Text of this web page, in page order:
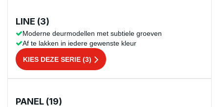
LINE (3)
Moderne deurmodellen met subtiele groeven
Af te lakken in iedere gewenste kleur
KIES DEZE SERIE (3)
PANEL (19)